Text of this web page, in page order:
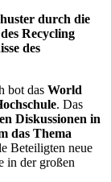
durch die
Recycling
des
bot das World
. Das
Diskussionen in
das Thema
Beteiligten neue
in der großen